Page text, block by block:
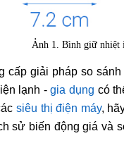
Ảnh 1. Bình giữ
cấp giải pháp so
lạnh -gia dụng có
siêu thị điện máy,
sử biến động giá và